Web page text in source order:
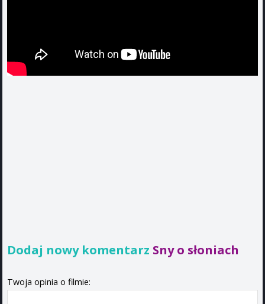
Dodaj nowy komentarz Sny o słoniach
Twoja opinia o filmie: